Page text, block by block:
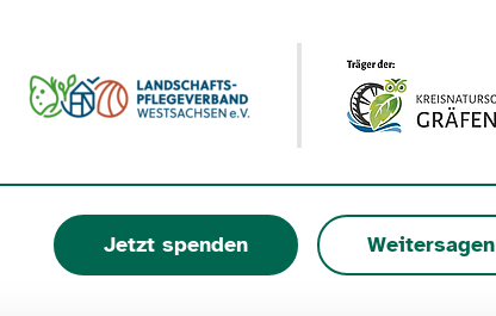
Jetzt spenden Weitersagen